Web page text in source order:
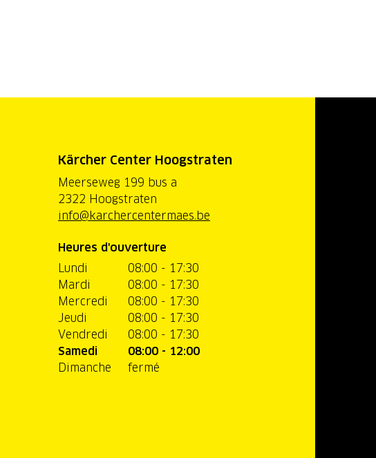
Kärcher Center Hoogstraten
Meerseweg 199 bus a
2322 Hoogstraten
info@karchercentermaes.be
Heures d'ouverture
Lundi
08:00 - 17:30
Mardi
08:00 - 17:30
Mercredi
08:00 - 17:30
Jeudi
08:00 - 17:30
Vendredi
08:00 - 17:30
Samedi
08:00 - 12:00
Dimanche
fermé